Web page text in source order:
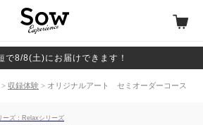
で8/8(土)にお届けできます！
> 収録体験 > オリジナルアート セミオーダーコース
ーズ：Relaxシリーズ